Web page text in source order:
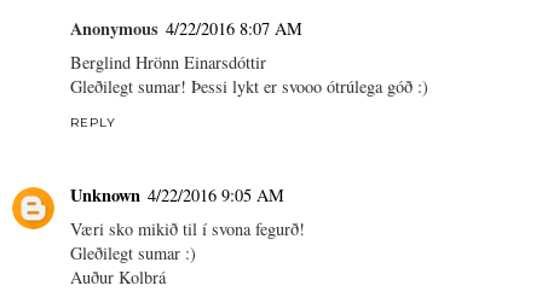
Anonymous 4/22/2016 8:07 AM
Berglind Hrönn Einarsdóttir
Gleðilegt sumar! Þessi lykt er svooo ótrúlega góð :)
REPLY
Unknown 4/22/2016 9:05 AM
Væri sko mikið til í svona fegurð!
Gleðilegt sumar :)
Auður Kolbrá